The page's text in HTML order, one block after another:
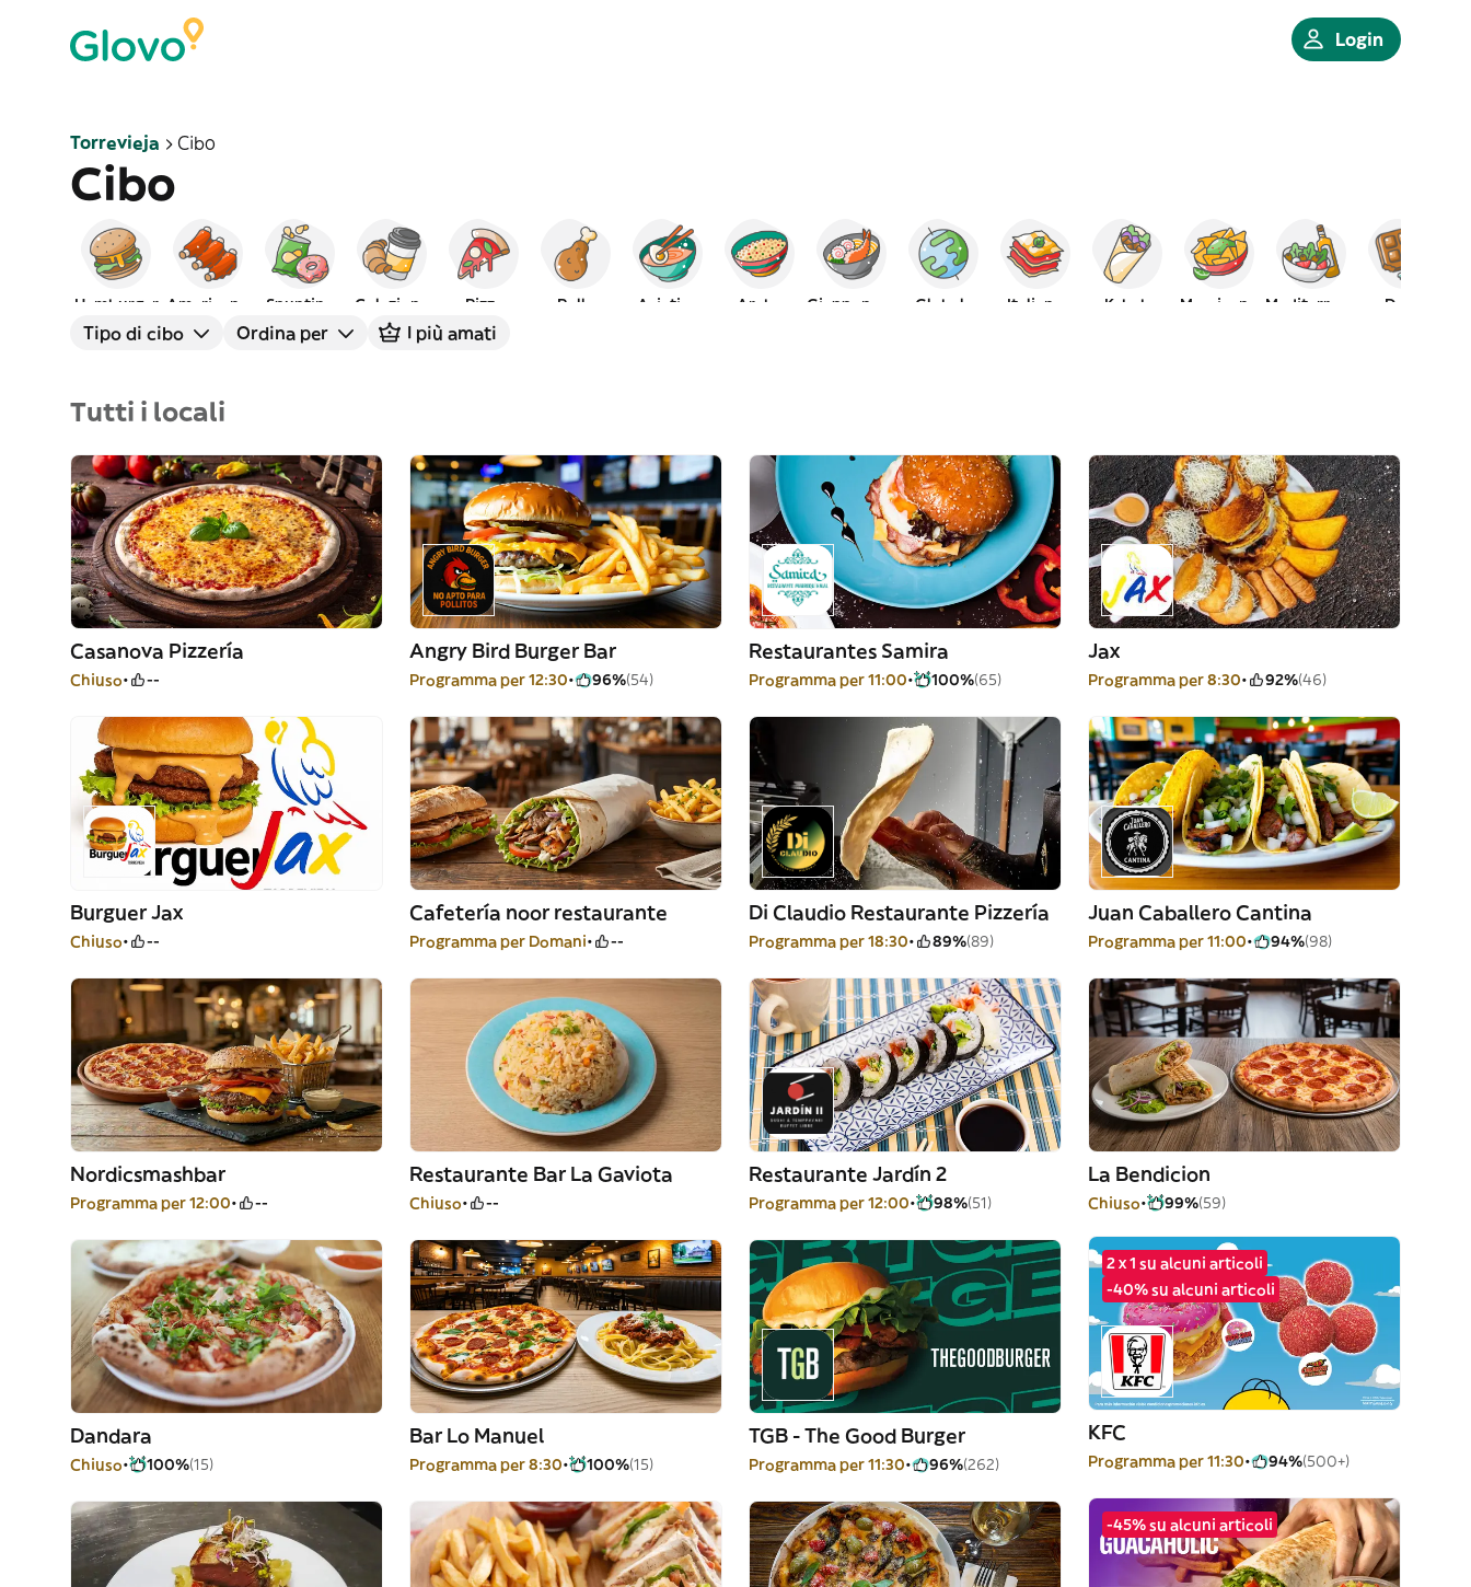
Login
Torrevieja Cibo
Cibo
Hamburger Americano Spuntino Colazione Pizza Pollo Asiatico Arabo Giapponese Globale Italiano Kebab Messicano Dolci
Tipo di cibo Ordina per I più amati
Tutti i locali
Casanova Pizzería
Chiuso --
Angry Bird Burger Bar
Programma per 12:30 96%(54)
Restaurantes Samira
Programma per 11:00 100%(65)
Jax
Programma per 8:30 92%(46)
Burguer Jax
Chiuso --
Cafetería noor restaurante
Programma per Domani --
Di Claudio Restaurante Pizzería
Programma per 18:30 89%(89)
Juan Caballero Cantina
Programma per 11:00 94%(98)
Nordicsmashbar
Programma per 12:00 --
Restaurante Bar La Gaviota
Chiuso --
Restaurante Jardín 2
Programma per 12:00 98%(51)
La Bendicion
Chiuso 99%(59)
Dandara
Chiuso 100%(15)
Bar Lo Manuel
Programma per 8:30 100%(15)
TGB - The Good Burger
Programma per 11:30 96%(262)
2 x 1 su alcuni articoli
-40% su alcuni articoli
KFC
Programma per 11:30 94%(500+)
-45% su alcuni articoli